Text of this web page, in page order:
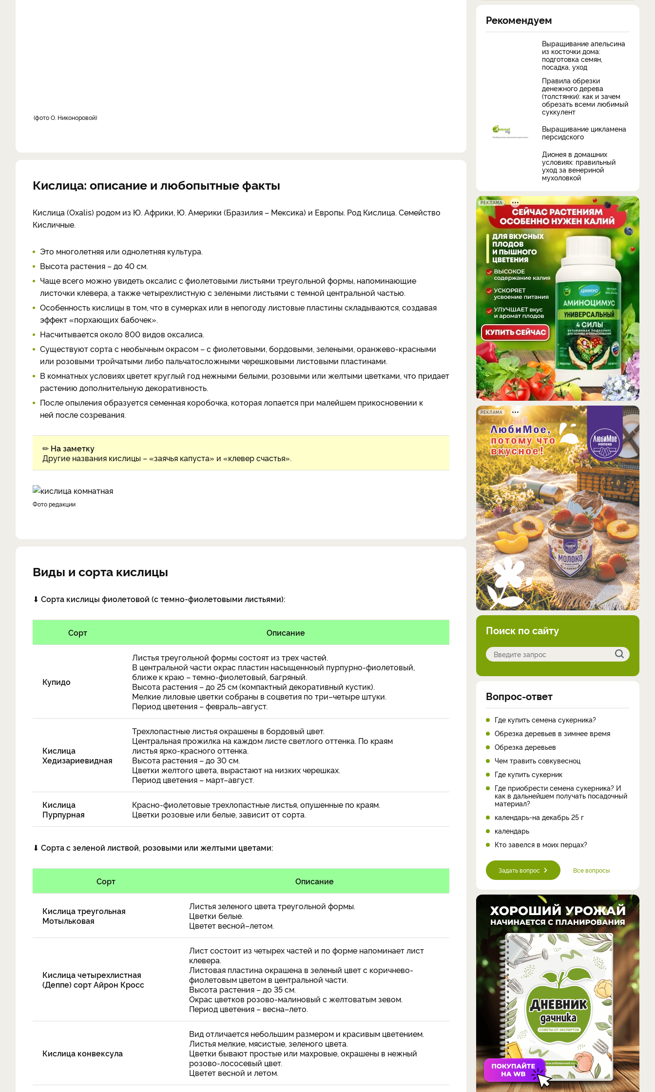
фото О. Никоноровой
Кислица: описание и любопытные факты
Кислица (Oxalis) родом из Ю. Африки, Ю. Америки (Бразилия – Мексика) и Европы. Род Кислица. Семейство
Кисличные.
Это многолетняя или однолетняя культура.
Высота растения – до 40 см.
Чаще всего можно увидеть оксалис с фиолетовыми листьями треугольной формы, напоминающие
листочки клевера, а также четырехлистную с зелеными листьями с темной центральной частью.
Особенность кислицы в том, что в сумерках или в непогоду листовые пластины складываются, создавая
эффект «порхающих бабочек».
Насчитывается около 800 видов оксалиса.
Существуют сорта с необычным окрасом – с фиолетовыми, бордовыми, зелеными, оранжево-красными
или розовыми тройчатыми либо пальчатосложными черешковыми листовыми пластинами.
В комнатных условиях цветет круглый год нежными белыми, розовыми или желтыми цветками, что придает
растению дополнительную декоративность.
После опыления образуется семенная коробочка, которая лопается при малейшем прикосновении к
ней после созревания.
✏ На заметку
Другие названия кислицы – «заячья капуста» и «клевер счастья».
фото редакции
Виды и сорта кислицы
⬇ Сорта кислицы фиолетовой (с темно-фиолетовыми листьями):
Сорт Описание
Купидо
Листья треугольной формы состоят из трех частей.
В центральной части окрас пластин насыщенноый пурпурно-фиолетовый,
ближе к краю – темно-фиолетовый, багряный.
Высота растения – до 25 см (компактный декоративный кустик).
Мелкие лиловые цветки собраны в соцветия по три–четыре штуки.
Период цветения – февраль–август.
Кислица
Хедизариевидная
Трехлопастные листья окрашены в бордовый цвет.
Центральная прожилка на каждом листе светлого оттенка. По краям
листья ярко-красного оттенка.
Высота растения – до 30 см.
Цветки желтого цвета, вырастают на низких черешках.
Период цветения – март–август.
Кислица
Пурпурная
Красно-фиолетовые трехлопастные листья, опушенные по краям.
Цветки розовые или белые, зависит от сорта.
⬇ Сорта с зеленой листвой, розовыми или желтыми цветами:
Сорт Описание
Кислица треугольная
Мотыльковая
Листья зеленого цвета треугольной формы.
Цветки белые.
Цветет весной–летом.
Кислица четырехлистная
(Деппе) сорт Айрон Кросс
Лист состоит из четырех частей и по форме напоминает лист
клевера.
Листовая пластина окрашена в зеленый цвет с коричнево-
фиолетовым цветом в центральной части.
Высота растения – до 35 см.
Окрас цветков розово-малиновый с желтоватым зевом.
Период цветения – весна–лето.
Кислица конвексула
Вид отличается небольшим размером и красивым цветением.
Листья мелкие, мясистые, зеленого цвета.
Цветки бывают простые или махровые, окрашены в нежный
розово-лососевый цвет.
Цветет весной и летом.
Рекомендуем
Выращивание апельсина
из косточки дома:
подготовка семян,
посадка, уход
Правила обрезки
денежного дерева
(толстянки): как и зачем
обрезать всеми любимый
суккулент
Выращивание цикламена
персидского
Дионея в домашних
условиях: правильный
уход за венериной
мухоловкой
РЕКЛАМА
РЕКЛАМА
Поиск по сайту
Вопрос-ответ
Где купить семена сукерника?
Обрезка деревьев в зимнее время
Обрезка деревьев
Чем травить совкувесноц
Где купить сукерник
Где приобрести семена сукерника? И
как в дальнейшем получать посадочный
материал?
календарь-на декабрь 25 г
календарь
Кто завелся в моих перцах?
Задать вопрос Все вопросы